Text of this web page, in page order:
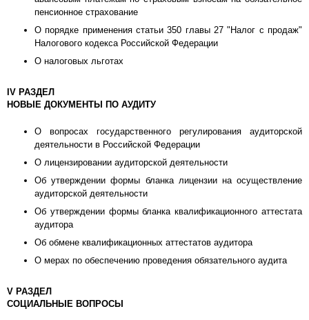
пенсионное страхование
О порядке применения статьи 350 главы 27 "Налог с продаж"
Налогового кодекса Российской Федерации
О налоговых льготах
IV РАЗДЕЛ
НОВЫЕ ДОКУМЕНТЫ ПО АУДИТУ
О вопросах государственного регулирования аудиторской
деятельности в Российской Федерации
О лицензировании аудиторской деятельности
Об утверждении формы бланка лицензии на осуществление
аудиторской деятельности
Об утверждении формы бланка квалификационного аттестата
аудитора
Об обмене квалификационных аттестатов аудитора
О мерах по обеспечению проведения обязательного аудита
V РАЗДЕЛ
СОЦИАЛЬНЫЕ ВОПРОСЫ